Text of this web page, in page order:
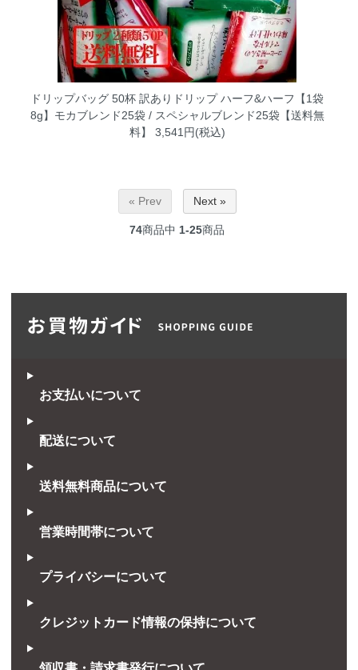
ドリップバッグ 50杯 訳ありドリップ ハーフ&ハーフ【1袋
8g】モカブレンド25袋 / スペシャルブレンド25袋【送料無
料】
3,541円(税込)
« Prev Next »
74商品中 1-25商品
お支払いについて
配送について
送料無料商品について
営業時間帯について
プライバシーについて
クレジットカード情報の保持について